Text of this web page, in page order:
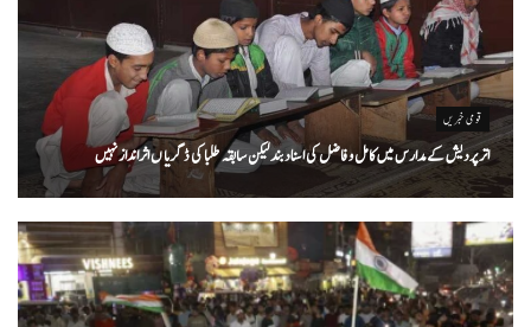
قومی خبریں
اتر پردیش کےمدارس میں کامل و فاضل کی اسناد بند لیکن سابقہ طلبا کی ڈگریا ں اثرانداز نہیں